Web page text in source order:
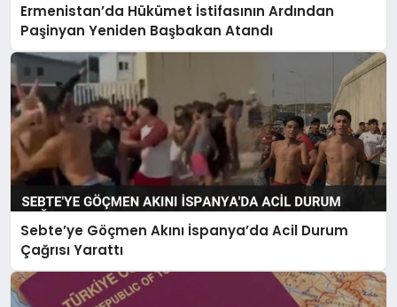
Ermenistan’da Hükümet İstifasının Ardından
Paşinyan Yeniden Başbakan Atandı
Sebte’ye Göçmen Akını İspanya’da Acil Durum
Çağrısı Yarattı